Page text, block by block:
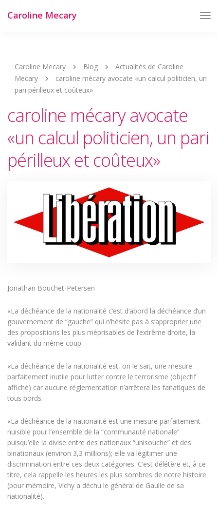
Caroline Mecary
Caroline Mecary Blog
Actualités de Caroline
Mecary
caroline mécary avocate «un calcul politicien, un
pari périlleux et coûteux»
caroline mécary avocate
«un calcul politicien, un pari
périlleux et coûteux»
Jonathan Bouchet-Petersen
«La déchéance de la nationalité c’est d’abord la déchéance d’un
gouvernement de “gauche” qui n’hésite pas à s’approprier une
des propositions les plus méprisables de l’extrême droite, la
validant du même coup.
«La déchéance de la nationalité est, on le sait, une mesure
parfaitement inutile pour lutter contre le terrorisme (objectif
affiché) car aucune réglementation n’arrêtera les fanatiques de
tous bords.
«La déchéance de la nationalité est une mesure parfaitement
nuisible pour l’ensemble de la “communauté nationale”
puisqu’elle la divise entre des nationaux “unisouche” et des
binationaux (environ 3,3 millions); elle va légitimer une
discrimination entre ces deux catégories. C’est délétère et, à ce
titre, cela rappelle les heures les plus sombres de notre histoire
(pour mémoire, Vichy a déchu le général de Gaulle de sa
nationalité).